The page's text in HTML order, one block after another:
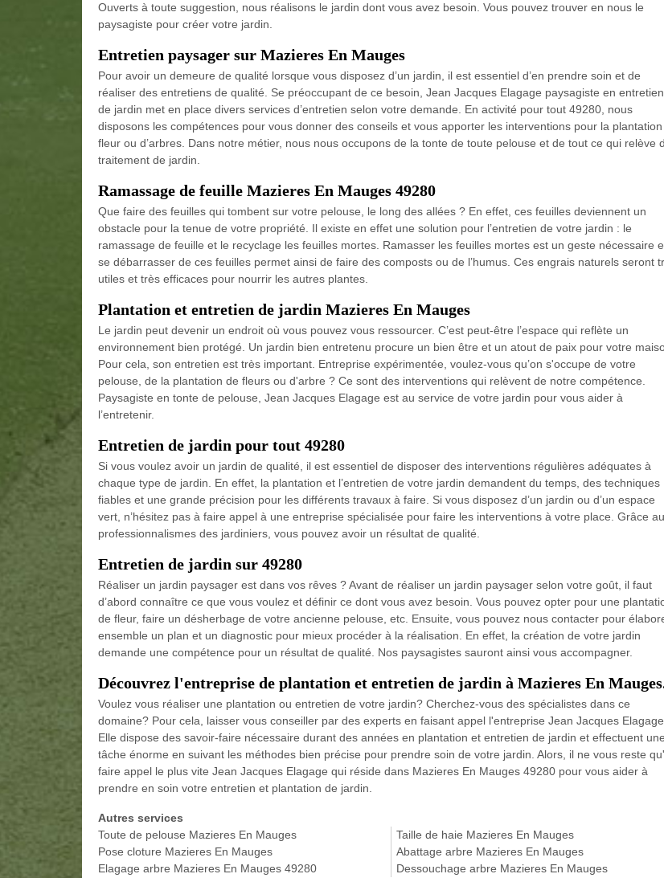
Ouverts à toute suggestion, nous réalisons le jardin dont vous avez besoin. Vous pouvez trouver en nous le
paysagiste pour créer votre jardin.
Entretien paysager sur Mazieres En Mauges
Pour avoir un demeure de qualité lorsque vous disposez d’un jardin, il est essentiel d’en prendre soin et de
réaliser des entretiens de qualité. Se préoccupant de ce besoin, Jean Jacques Elagage paysagiste en entretien
de jardin met en place divers services d’entretien selon votre demande. En activité pour tout 49280, nous
disposons les compétences pour vous donner des conseils et vous apporter les interventions pour la plantation
fleur ou d’arbres. Dans notre métier, nous nous occupons de la tonte de toute pelouse et de tout ce qui relève
traitement de jardin.
Ramassage de feuille Mazieres En Mauges 49280
Que faire des feuilles qui tombent sur votre pelouse, le long des allées ? En effet, ces feuilles deviennent un
obstacle pour la tenue de votre propriété. Il existe en effet une solution pour l’entretien de votre jardin : le
ramassage de feuille et le recyclage les feuilles mortes. Ramasser les feuilles mortes est un geste nécessaire
se débarrasser de ces feuilles permet ainsi de faire des composts ou de l’humus. Ces engrais naturels seront
utiles et très efficaces pour nourrir les autres plantes.
Plantation et entretien de jardin Mazieres En Mauges
Le jardin peut devenir un endroit où vous pouvez vous ressourcer. C’est peut-être l’espace qui reflète un
environnement bien protégé. Un jardin bien entretenu procure un bien être et un atout de paix pour votre
Pour cela, son entretien est très important. Entreprise expérimentée, voulez-vous qu’on s'occupe de votre
pelouse, de la plantation de fleurs ou d'arbre ? Ce sont des interventions qui relèvent de notre compétence.
Paysagiste en tonte de pelouse, Jean Jacques Elagage est au service de votre jardin pour vous aider à
l’entretenir.
Entretien de jardin pour tout 49280
Si vous voulez avoir un jardin de qualité, il est essentiel de disposer des interventions régulières adéquates à
chaque type de jardin. En effet, la plantation et l’entretien de votre jardin demandent du temps, des techniques
fiables et une grande précision pour les différents travaux à faire. Si vous disposez d’un jardin ou d’un espace
vert, n’hésitez pas à faire appel à une entreprise spécialisée pour faire les interventions à votre place. Grâce
professionnalismes des jardiniers, vous pouvez avoir un résultat de qualité.
Entretien de jardin sur 49280
Réaliser un jardin paysager est dans vos rêves ? Avant de réaliser un jardin paysager selon votre goût, il faut
d’abord connaître ce que vous voulez et définir ce dont vous avez besoin. Vous pouvez opter pour une
de fleur, faire un désherbage de votre ancienne pelouse, etc. Ensuite, vous pouvez nous contacter pour
ensemble un plan et un diagnostic pour mieux procéder à la réalisation. En effet, la création de votre jardin
demande une compétence pour un résultat de qualité. Nos paysagistes sauront ainsi vous accompagner.
Découvrez l'entreprise de plantation et entretien de jardin à Mazieres En
Voulez vous réaliser une plantation ou entretien de votre jardin? Cherchez-vous des spécialistes dans ce
domaine? Pour cela, laisser vous conseiller par des experts en faisant appel l'entreprise Jean Jacques
Elle dispose des savoir-faire nécessaire durant des années en plantation et entretien de jardin et effectuent une
tâche énorme en suivant les méthodes bien précise pour prendre soin de votre jardin. Alors, il ne vous reste
faire appel le plus vite Jean Jacques Elagage qui réside dans Mazieres En Mauges 49280 pour vous aider à
prendre en soin votre entretien et plantation de jardin.
Autres services
Toute de pelouse Mazieres En Mauges
Pose cloture Mazieres En Mauges
Elagage arbre Mazieres En Mauges 49280
Taille de haie Mazieres En Mauges
Abattage arbre Mazieres En Mauges
Dessouchage arbre Mazieres En Mauges